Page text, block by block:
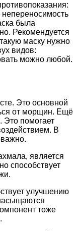
была
Рекомендуется
маску нужно
видов:
можно любой.
Это основной
от морщин. Ещё
Это помогает
В
является
способствует
улучшению
тоже